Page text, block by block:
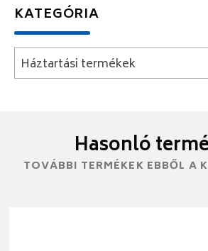
KATEGÓRIA
Háztartási termékek
Hasonló
TOVÁBBI TERMÉKEK EBBŐL A